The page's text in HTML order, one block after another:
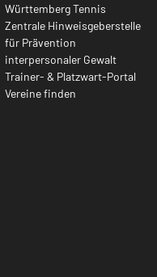
Württemberg Tennis
Zentrale Hinweisgeberstelle
für Prävention
interpersonaler Gewalt
Trainer- & Platzwart-Portal
Vereine finden